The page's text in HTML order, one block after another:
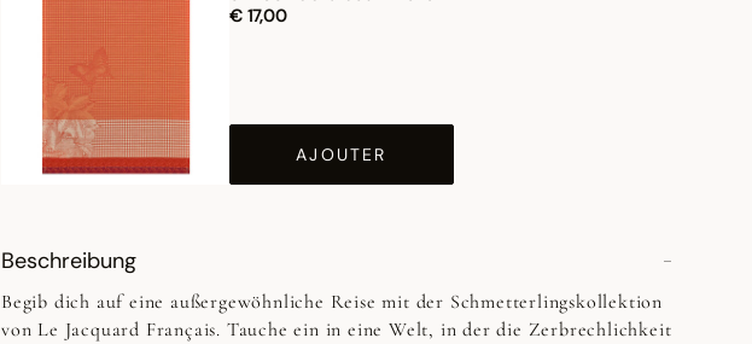
€ 17,00
AJOUTER
Beschreibung
Begib dich auf eine außergewöhnliche Reise mit der Schmetterlingskollektion
von Le Jacquard Français. Tauche ein in eine Welt, in der die Zerbrechlichkeit